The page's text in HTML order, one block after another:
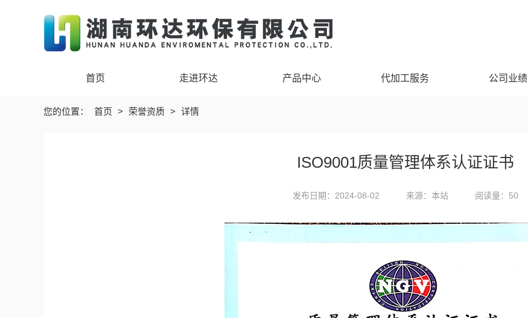
首页 走进环达 产品中心 代加工服务 公司业绩
您的位置： 首页 > 荣誉资质 > 详情
ISO9001质量管理体系认证证书
发布日期：2024-08-02 来源：本站 阅读量：50